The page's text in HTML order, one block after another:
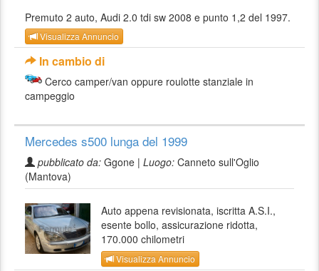
Premuto 2 auto, Audi 2.0 tdi sw 2008 e punto 1,2 del 1997.
Visualizza Annuncio
In cambio di
Cerco camper/van oppure roulotte stanziale in
campeggio
Mercedes s500 lunga del 1999
pubblicato da: Ggone | Luogo: Canneto sull'Oglio
(Mantova)
Auto appena revisionata, iscritta A.S.I.,
esente bollo, assicurazione ridotta,
170.000 chilometri
Visualizza Annuncio